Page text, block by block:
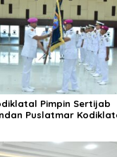
Pimpin Sertijab
Puslatmar